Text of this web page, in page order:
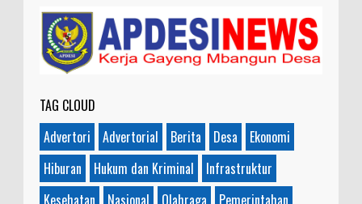
TAG CLOUD
Advertori
Advertorial Berita Desa
Ekonomi
Hiburan
Hukum dan Kriminal
Infrastruktur